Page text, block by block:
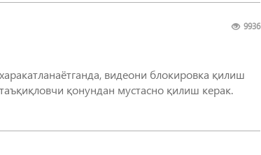
9936
видеони блокировка қилиш
қонундан мустасно қилиш керак.